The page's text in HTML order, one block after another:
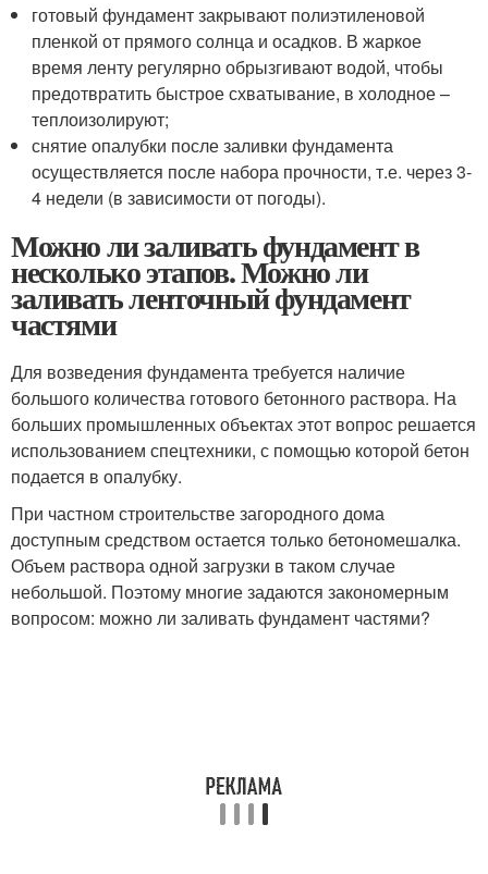
готовый фундамент закрывают полиэтиленовой
пленкой от прямого солнца и осадков. В жаркое
время ленту регулярно обрызгивают водой, чтобы
предотвратить быстрое схватывание, в холодное –
теплоизолируют;
снятие опалубки после заливки фундамента
осуществляется после набора прочности, т.е. через 3-
4 недели (в зависимости от погоды).
Можно ли заливать фундамент в
несколько этапов. Можно ли
заливать ленточный фундамент
частями
Для возведения фундамента требуется наличие
большого количества готового бетонного раствора. На
больших промышленных объектах этот вопрос решается
использованием спецтехники, с помощью которой бетон
подается в опалубку.
При частном строительстве загородного дома
доступным средством остается только бетономешалка.
Объем раствора одной загрузки в таком случае
небольшой. Поэтому многие задаются закономерным
вопросом: можно ли заливать фундамент частями?